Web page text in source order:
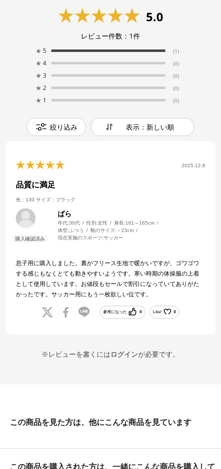
5.0
レビュー件数： 1件
★ 5 (1)
★ 4 (0)
★ 3 (0)
★ 2 (0)
★ 1 (0)
絞り込み 表示：新しい順
2025.12.8
品質に満足
色：130 サイズ：ブラック
ぱら
年代:30代 性別:女性 身長:161～165cm
体型: ふつう 靴のサイズ: ～23cm
現在実施のスポーツ:サッカー
息子用に購入しました。裏がフリース生地で暖かいですが、ゴワゴワ
する感じもなくとても動きやすいようです。寒い時期の体操服の上着
として使用しています。お値段もセールで割引になっていてありがた
かったです。サッカー用にもう一枚欲しい位です。
参考になった 0 Like! 0
※レビューを書くにはログインが必要です。
この商品を見た方は、他にこんな商品を見ています
この商品を購入された方は、一緒にこんな商品を購入して